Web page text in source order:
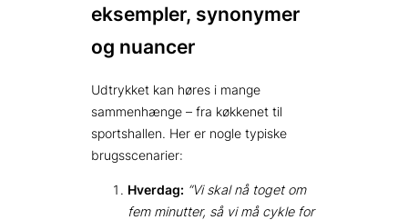
eksempler, synonymer
og nuancer
Udtrykket kan høres i mange
sammenhænge – fra køkkenet til
sportshallen. Her er nogle typiske
brugsscenarier:
Hverdag: “Vi skal nå toget om
fem minutter, så vi må cykle for